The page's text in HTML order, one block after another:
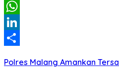
Email
WhatsApp
LinkedIn
Polres Malang Amankan